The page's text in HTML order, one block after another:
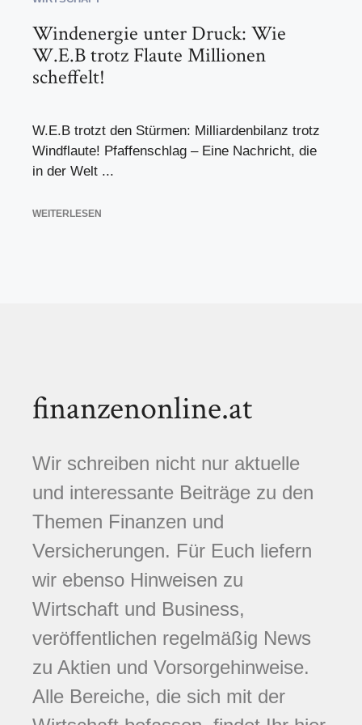
Windenergie unter Druck: Wie
W.E.B trotz Flaute Millionen
scheffelt!
W.E.B trotzt den Stürmen: Milliardenbilanz trotz
Windflaute! Pfaffenschlag – Eine Nachricht, die
in der Welt ...
WEITERLESEN
finanzenonline.at
Wir schreiben nicht nur aktuelle
und interessante Beiträge zu den
Themen Finanzen und
Versicherungen. Für Euch liefern
wir ebenso Hinweisen zu
Wirtschaft und Business,
veröffentlichen regelmäßig News
zu Aktien und Vorsorgehinweise.
Alle Bereiche, die sich mit der